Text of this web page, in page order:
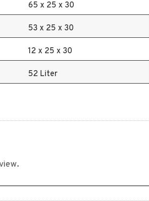
65 x 25 x 30
53 x 25 x 30
12 x 25 x 30
52 Liter